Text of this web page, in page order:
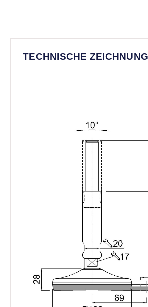
TECHNISCHE ZEICHNUNG